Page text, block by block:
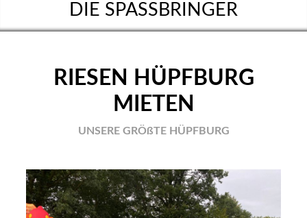
DIE SPASSBRINGER
RIESEN HÜPFBURG
MIETEN
UNSERE GRÖßTE HÜPFBURG